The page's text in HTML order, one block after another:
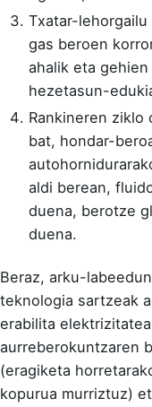
Txatar-
gas beroen
ahalik eta
hezetasun-
Rankineren ziklo
bat, hondar-
aldi berean,
duena, berotze
duena.
Beraz, arku-
teknologia sartzeak
erabilita
aurreberokuntzaren
(eragiketa
kopurua murriztuz)